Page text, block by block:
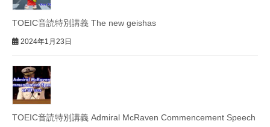
TOEIC音読特別講義 The new geishas
2024年1月23日
TOEIC音読特別講義 Admiral McRaven Commencement Speech